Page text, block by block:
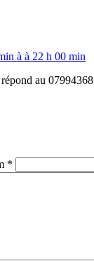
à à 22 h 00 min
au 07994368
*